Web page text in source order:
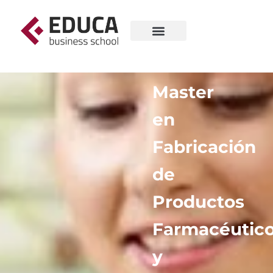
Master
en
Fabricación
de
Productos
y